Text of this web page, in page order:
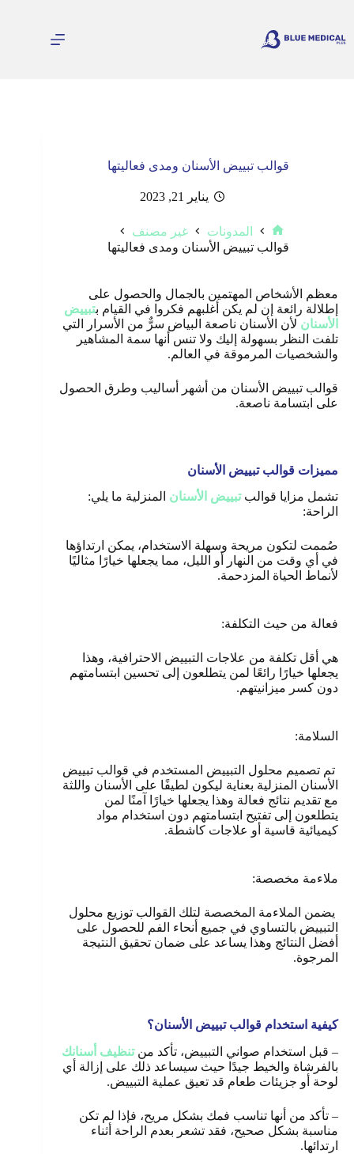
المحتوى
قوالب تبييض الأسنان ومدى فعاليتها
يناير 21, 2023
الرئيسية
المدونات
غير مصنف
قوالب تبييض الأسنان ومدى فعاليتها
معظم الأشخاص المهتمين بالجمال والحصول على
إطلالة رائعة إن لم يكن أغلبهم فكروا في القيام بتبييض
الأسنان لأن الأسنان ناصعة البياض سرٌّ من الأسرار التي
تلفت النظر بسهولة إليك ولا تنس أنها سمة المشاهير
والشخصيات المرموقة في العالم.
قوالب تبييض الأسنان من أشهر أساليب وطرق الحصول
على ابتسامة ناصعة.
مميزات قوالب تبييض الأسنان
تشمل مزايا قوالبتبييض الأسنان المنزلية ما يلي:
الراحة:
صُممت لتكون مريحة وسهلة الاستخدام، يمكن ارتداؤها
في أي وقت من النهار أو الليل، مما يجعلها خيارًا مثاليًا
لأنماط الحياة المزدحمة.
فعالة من حيث التكلفة:
هي أقل تكلفة من علاجات التبييض الاحترافية، وهذا
يجعلها خيارًا رائعًا لمن يتطلعون إلى تحسين ابتسامتهم
دون كسر ميزانيتهم.
السلامة:
تم تصميم محلول التبييض المستخدم في قوالب تبييض
الأسنان المنزلية بعناية ليكون لطيفًا على الأسنان واللثة
مع تقديم نتائج فعالة وهذا يجعلها خيارًا آمنًا لمن
يتطلعون إلى تفتيح ابتسامتهم دون استخدام مواد
كيميائية قاسية أو علاجات كاشطة.
ملاءمة مخصصة:
يضمن الملاءمة المخصصة لتلك القوالب توزيع محلول
التبييض بالتساوي في جميع أنحاء الفم للحصول على
أفضل النتائج وهذا يساعد على ضمان تحقيق النتيجة
المرجوة.
كيفية استخدام قوالب تبييض الأسنان؟
– قبل استخدام صواني التبييض، تأكد من تنظيف أسنانك
بالفرشاة والخيط جيدًا حيث سيساعد ذلك على إزالة أي
لوحة أو جزيئات طعام قد تعيق عملية التبييض.
– تأكد من أنها تناسب فمك بشكل مريح، فإذا لم تكن
مناسبة بشكل صحيح، فقد تشعر بعدم الراحة أثناء
ارتدائها.